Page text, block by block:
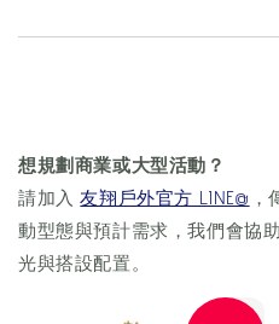
想規劃商業或大型活動？
請加入友翔戶外官方 LINE@ ，
動型態與預計需求，我們會協
光與搭設配置。